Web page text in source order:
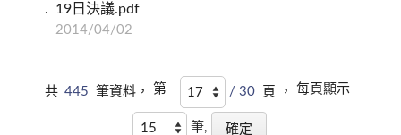
19日決議.pdf
2014/04/02
共 445 筆資料， 第 / 30 頁 ， 每頁顯示
筆,